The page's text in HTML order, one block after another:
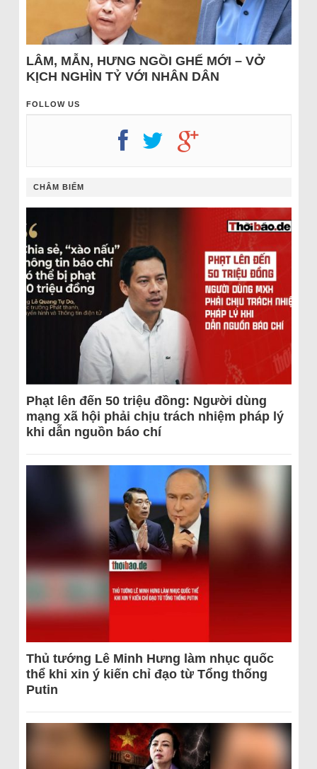
LÂM, MẪN, HƯNG NGỒI GHẾ MỚI – VỞ
KỊCH NGHÌN TỶ VỚI NHÂN DÂN
FOLLOW US
CHÂM BIẾM
Phạt lên đến 50 triệu đồng: Người dùng
mạng xã hội phải chịu trách nhiệm pháp lý
khi dẫn nguồn báo chí
Thủ tướng Lê Minh Hưng làm nhục quốc
thể khi xin ý kiến chỉ đạo từ Tổng thống
Putin